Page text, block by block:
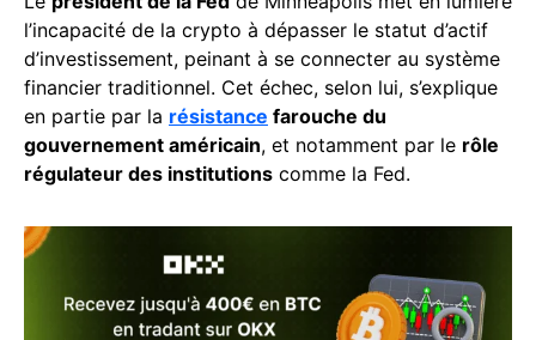
l’incapacité de la crypto à dépasser le statut d’actif
d’investissement, peinant à se connecter au système
financier traditionnel. Cet échec, selon lui, s’explique
en partie par la résistance farouche du
gouvernement américain, et notamment par le rôle
régulateur des institutions comme la Fed.